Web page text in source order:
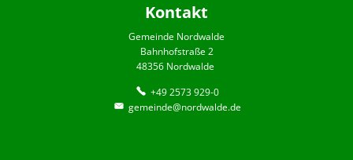
Kontakt
Gemeinde Nordwalde
Bahnhofstraße 2
48356 Nordwalde
+49 2573 929-0
gemeinde@nordwalde.de